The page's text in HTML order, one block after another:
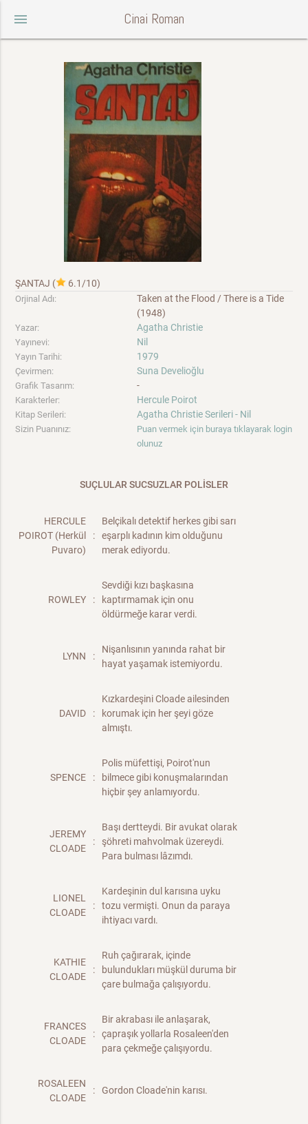
menu Cinai Roman
ŞANTAJ ( 6.1/10)
Orjinal Adı:
Taken at the Flood / There is a Tide
(1948)
Yazar: Agatha Christie
Yayınevi: Nil
Yayın Tarihi: 1979
Çevirmen: Suna Develioğlu
Grafik Tasarım: -
Karakterler: Hercule Poirot
Kitap Serileri: Agatha Christie Serileri - Nil
Sizin Puanınız:
Puan vermek için buraya tıklayarak login
olunuz
SUÇLULAR SUCSUZLAR POLİSLER
HERCULE
POIROT (Herkül
Puvaro)
:
Belçikalı detektif herkes gibi sarı
eşarplı kadının kim olduğunu
merak ediyordu.
ROWLEY :
Sevdiği kızı başkasına
kaptırmamak için onu
öldürmeğe karar verdi.
LYNN :
Nişanlısının yanında rahat bir
hayat yaşamak istemiyordu.
DAVID :
Kızkardeşini Cloade ailesinden
korumak için her şeyi göze
almıştı.
SPENCE :
Polis müfettişi, Poirot'nun
bilmece gibi konuşmalarından
hiçbir şey anlamıyordu.
JEREMY
CLOADE
:
Başı dertteydi. Bir avukat olarak
şöhreti mahvolmak üzereydi.
Para bulması lâzımdı.
LIONEL
CLOADE
:
Kardeşinin dul karısına uyku
tozu vermişti. Onun da paraya
ihtiyacı vardı.
KATHIE
CLOADE
:
Ruh çağırarak, içinde
bulundukları müşkül duruma bir
çare bulmağa çalışıyordu.
FRANCES
CLOADE
:
Bir akrabası ile anlaşarak,
çapraşık yollarla Rosaleen'den
para çekmeğe çalışıyordu.
ROSALEEN
CLOADE
: Gordon Cloade'nin karısı.